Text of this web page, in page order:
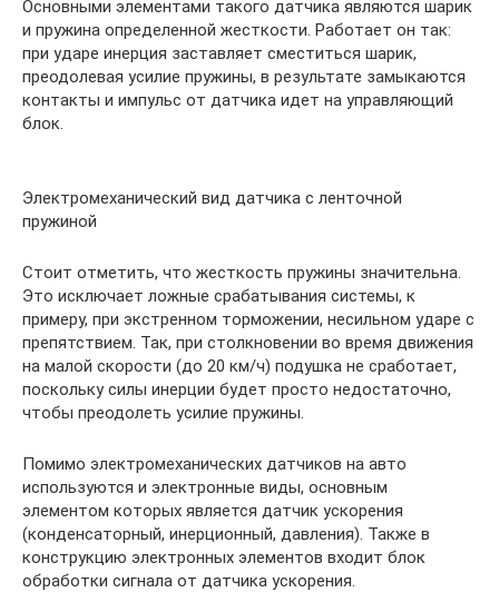
Основными элементами такого датчика являются шарик
и пружина определенной жесткости. Работает он так:
при ударе инерция заставляет сместиться шарик,
преодолевая усилие пружины, в результате замыкаются
контакты и импульс от датчика идет на управляющий
блок.
Электромеханический вид датчика с ленточной
пружиной
Стоит отметить, что жесткость пружины значительна.
Это исключает ложные срабатывания системы, к
примеру, при экстренном торможении, несильном ударе с
препятствием. Так, при столкновении во время движения
на малой скорости (до 20 км/ч) подушка не сработает,
поскольку силы инерции будет просто недостаточно,
чтобы преодолеть усилие пружины.
Помимо электромеханических датчиков на авто
используются и электронные виды, основным
элементом которых является датчик ускорения
(конденсаторный, инерционный, давления). Также в
конструкцию электронных элементов входит блок
обработки сигнала от датчика ускорения.